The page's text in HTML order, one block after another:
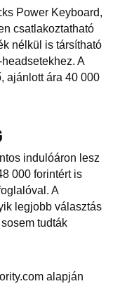
Power Keyboard,
csatlakoztatható
nélkül is társítható
A
ajánlott ára 40 000
indulóáron lesz
000 forintért is
A
legjobb választás
tudták
alapján